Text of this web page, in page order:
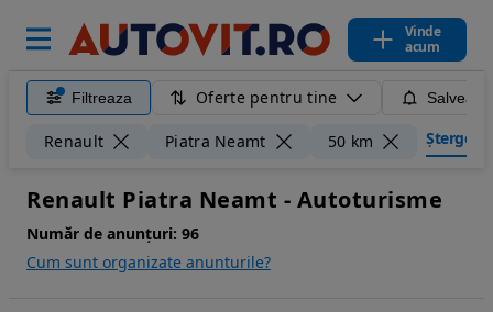
Vinde
acum
Filtreaza Oferte pentru tine
Renault Piatra Neamt 50 km Șterge
Renault Piatra Neamt - Autoturisme
Număr de anunțuri: 96
Cum sunt organizate anunturile?